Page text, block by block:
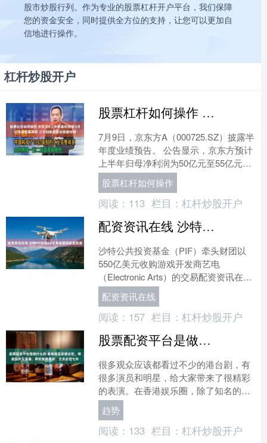
股市炒股行列。作为专业的股票杠杆开户平台，我们保障
您的资金安全，同时提供全方位的支持，让您可以更加自
信地进行操作。
杠杆炒股开户
股票杠杆如何操作 京东方A上半年盈利预增 6月以来迎密集调研 三大创新业务还需要时间
7月9日，京东方A（000725.SZ）披露半
年度业绩预告。 公告显示，京东方预计
上半年归母净利润为50亿元至55亿元，
同比增长54%至69%。结合一季度归母
净....
股票杠杆如何操作
阅读： 113 栏目： 杠杆炒股开户
配资资讯在线 沙特PIF收购EA交易有望获欧盟批准
沙特公共投资基金（PIF）牵头财团以
550亿美元收购游戏开发商艺电
（Electronic Arts）的交易配资资讯在
线，预计将获得欧盟反垄断及外资补贴
规则的双重....
配资资讯在线
阅读： 157 栏目： 杠杆炒股开户
股票配资平台是做什么的 香港演员梁珊去世，移居国外又返港，两年前摔骨折，丈夫去世七年
很多观众应该都看过不少的港台剧，有
很多演员和明星，给大家带来了很精彩
的表演。在香港娱乐圈，除了知名的演
员以外股票配资平台是做什么的，还有
很多配角，她们都是演技精....
趋势
阅读： 133 栏目： 杠杆炒股开户